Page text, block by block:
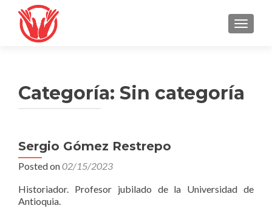
Categoría: Sin categoría
Sergio Gómez Restrepo
Posted on02/15/2023
Historiador. Profesor jubilado de la Universidad de
Antioquia.
Navegación
de
entradas